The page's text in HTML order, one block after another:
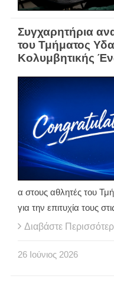
Συγχαρητήρια
του Τμήματος
Κολυμβητικής
α στους αθλητές του
για την επιτυχία τους
Διαβάστε
26 Ιούνιος 2026